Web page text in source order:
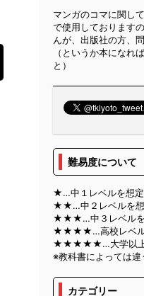
マンガのコマに関し
で使用しております
んが、出版社の方、
（というか本になれ
と）
難易度について
★…中１レベルを想定
★★…中２レベルを
★★★…中３レベルを
★★★★…高校レベ
★★★★★…大学以上
※教科書によっては違
カテゴリー